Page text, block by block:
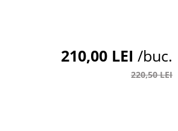
210,00 LEI /buc.
220,50 LEI